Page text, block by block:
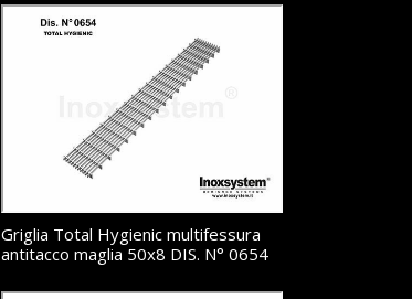
Griglia Total Hygienic multifessura
antitacco maglia 50x8 DIS. N° 0654